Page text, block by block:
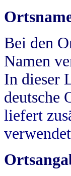
Bei den
Namen
In dieser
deutsche
liefert